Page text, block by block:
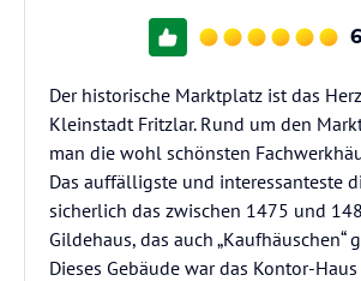
6
Der historische Marktplatz ist das
Kleinstadt Fritzlar. Rund um den
man die wohl schönsten
Das auffälligste und interessanteste
sicherlich das zwischen 1475 und
Gildehaus, das auch „Kaufhäuschen“
Dieses Gebäude war das Kontor-